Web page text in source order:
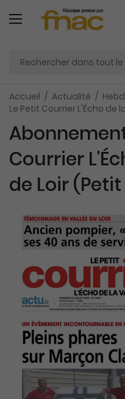
Accueil Actualité
Le Petit Courrier L'Écho de
Courrier
de Loir